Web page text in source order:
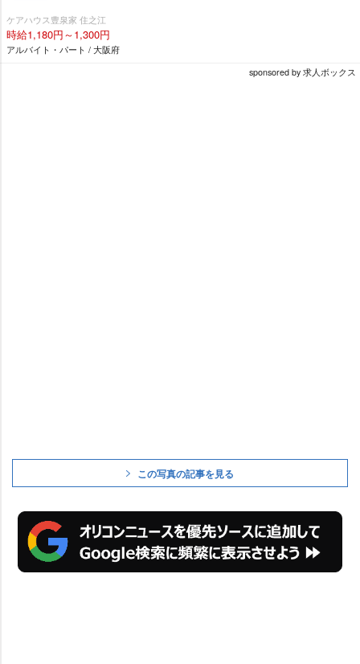
ケアハウス豊泉家 住之江
時給1,180円～1,300円
アルバイト・パート / 大阪府
sponsored by 求人ボックス
この写真の記事を見る